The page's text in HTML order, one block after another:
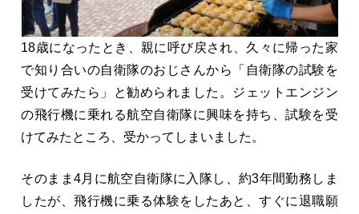
18歳になったとき、親に呼び戻され、久々に帰った家
で知り合いの自衛隊のおじさんから「自衛隊の試験を
受けてみたら」と勧められました。ジェットエンジン
の飛行機に乗れる航空自衛隊に興味を持ち、試験を受
けてみたところ、受かってしまいました。
そのまま4月に航空自衛隊に入隊し、約3年間勤務しま
したが、飛行機に乗る体験をしたあと、すぐに退職願